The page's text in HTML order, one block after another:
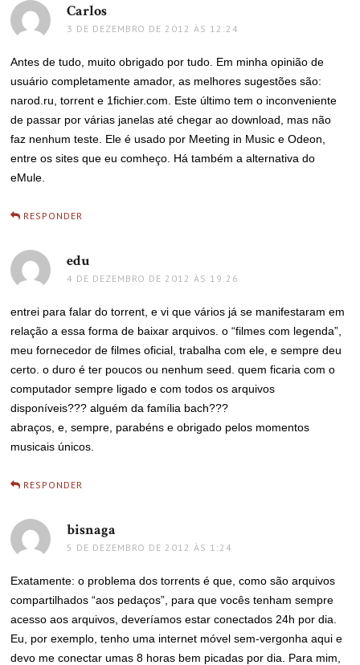
Carlos
3 DE DEZEMBRO DE 2012 ÀS 12:24
Antes de tudo, muito obrigado por tudo. Em minha opinião de
usuário completamente amador, as melhores sugestões são:
narod.ru, torrent e 1fichier.com. Este último tem o inconveniente
de passar por várias janelas até chegar ao download, mas não
faz nenhum teste. Ele é usado por Meeting in Music e Odeon,
entre os sites que eu comheço. Há também a alternativa do
eMule.
RESPONDER
edu
4 DE DEZEMBRO DE 2012 ÀS 19:26
entrei para falar do torrent, e vi que vários já se manifestaram em
relação a essa forma de baixar arquivos. o “filmes com legenda”,
meu fornecedor de filmes oficial, trabalha com ele, e sempre deu
certo. o duro é ter poucos ou nenhum seed. quem ficaria com o
computador sempre ligado e com todos os arquivos
disponíveis??? alguém da família bach???
abraços, e, sempre, parabéns e obrigado pelos momentos
musicais únicos.
RESPONDER
bisnaga
5 DE DEZEMBRO DE 2012 ÀS 1:24
Exatamente: o problema dos torrents é que, como são arquivos
compartilhados “aos pedaços”, para que vocês tenham sempre
acesso aos arquivos, deveríamos estar conectados 24h por dia.
Eu, por exemplo, tenho uma internet móvel sem-vergonha aqui e
devo me conectar umas 8 horas bem picadas por dia. Para mim,